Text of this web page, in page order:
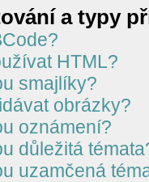
a typy
HTML?
smajlíky?
obrázky?
oznámení?
důležitá
uzamčená